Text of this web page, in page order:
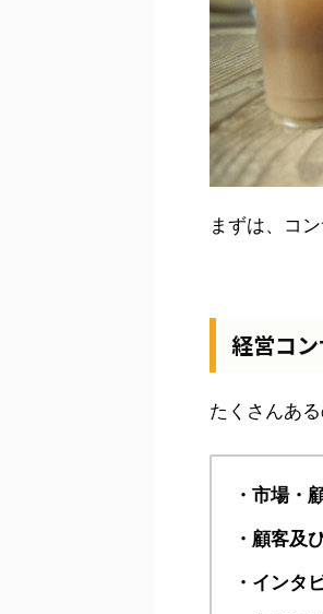
まずは、コ
経営コ
たくさんあ
・市場・
・顧客及
・インタ